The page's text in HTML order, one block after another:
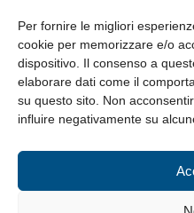
Per fornire le migliori
cookie per memorizzare e/o
dispositivo. Il consenso a
elaborare dati come il
su questo sito. Non
influire negativamente su
8.30-13.00
© Tutti i
Privacy Policy e